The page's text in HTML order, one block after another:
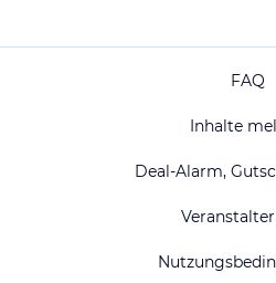
FAQ
Inhalte
Deal-Alarm,